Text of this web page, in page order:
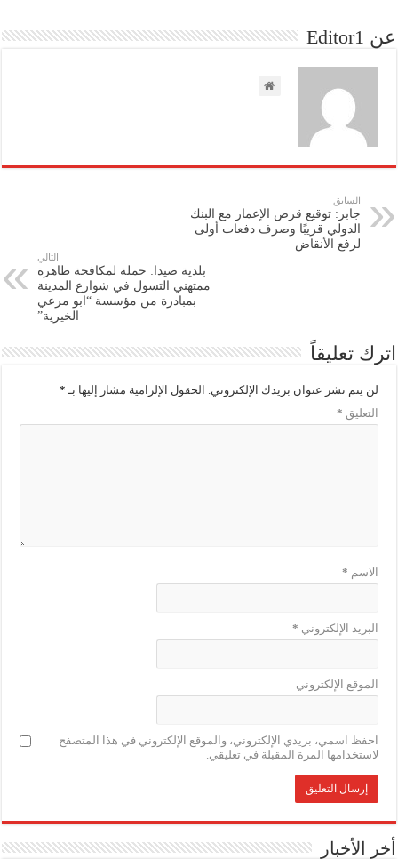
عن Editor1
السابق
جابر: توقيع قرض الإعمار مع البنك
الدولي قريبًا وصرف دفعات أولى
لرفع الأنقاض
التالي
بلدية صيدا: حملة لمكافحة ظاهرة
ممتهني التسول في شوارع المدينة
بمبادرة من مؤسسة “ابو مرعي
الخيرية”
اترك تعليقاً
لن يتم نشر عنوان بريدك الإلكتروني. الحقول الإلزامية مشار إليها بـ *
التعليق *
الاسم *
البريد الإلكتروني *
الموقع الإلكتروني
احفظ اسمي، بريدي الإلكتروني، والموقع الإلكتروني في هذا المتصفح
لاستخدامها المرة المقبلة في تعليقي.
أخر الأخبار